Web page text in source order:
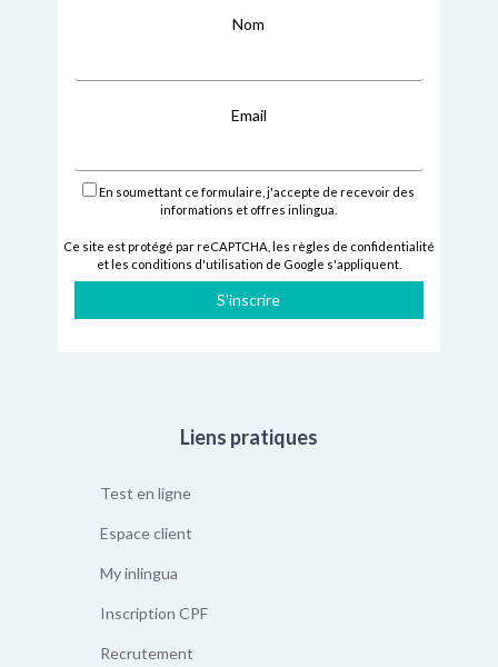
Nom
Email
En soumettant ce formulaire, j'accepte de recevoir des
informations et offres inlingua.
Ce site est protégé par reCAPTCHA, les règles de confidentialité
etles conditions d'utilisation de Google s'appliquent.
S'inscrire
Liens pratiques
Test en ligne
Espace client
My inlingua
Inscription CPF
Recrutement